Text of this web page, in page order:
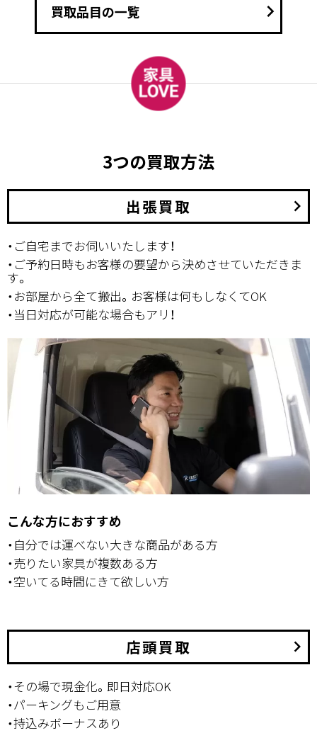
買取品目の一覧 keyboard_arrow_right
3つの買取方法
出張買取 keyboard_arrow_right
・ご自宅までお伺いいたします！
・ご予約日時もお客様の要望から決めさせていただきま
す。
・お部屋から全て搬出。お客様は何もしなくてOK
・当日対応が可能な場合もアリ！
こんな方におすすめ
・自分では運べない大きな商品がある方
・売りたい家具が複数ある方
・空いてる時間にきて欲しい方
店頭買取 keyboard_arrow_right
・その場で現金化。即日対応OK
・パーキングもご用意
・持込みボーナスあり